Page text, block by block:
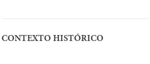
CONTEXTO HISTÓRICO